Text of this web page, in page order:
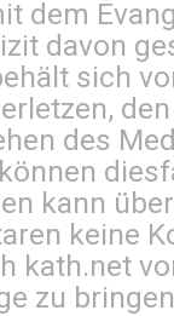
dem
davon
sich
des
kann
keine
kath.net
zu